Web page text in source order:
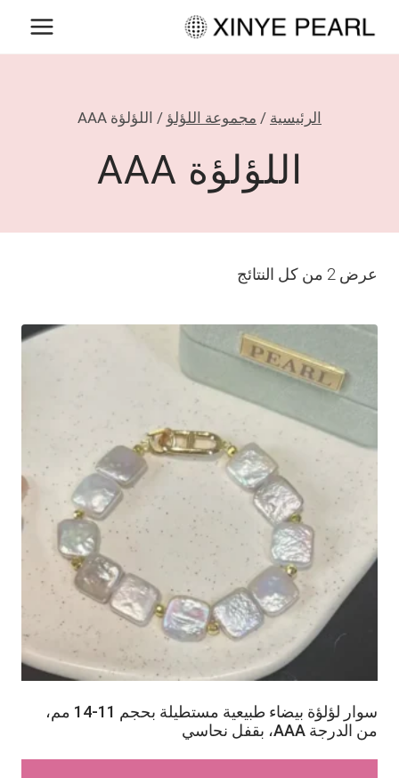
التجاوز
إلى
الرئيسية / مجموعة اللؤلؤ / اللؤلؤة AAA
اللؤلؤة AAA
عرض ⁦2⁩ من كل النتائج
سوار لؤلؤة بيضاء طبيعية مستطيلة بحجم 11-14 مم،
من الدرجة AAA، بقفل نحاسي